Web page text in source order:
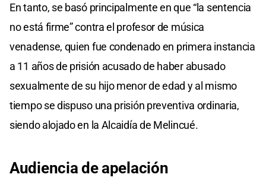
En tanto, se basó principalmente en que “la sentencia
no está firme” contra el profesor de música
venadense, quien fue condenado en primera instancia
a 11 años de prisión acusado de haber abusado
sexualmente de su hijo menor de edad y al mismo
tiempo se dispuso una prisión preventiva ordinaria,
siendo alojado en la Alcaidía de Melincué.
Audiencia de apelación